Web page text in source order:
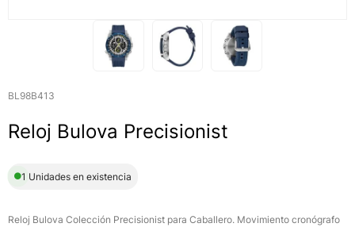
BL98B413
Reloj Bulova Precisionist
1 Unidades en existencia
Reloj Bulova Colección Precisionist para Caballero. Movimiento cronógrafo